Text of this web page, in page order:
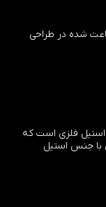
شده در طراحی
استیل فلزی است که
با جنس استیل